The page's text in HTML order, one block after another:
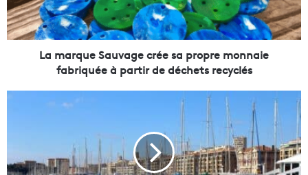
u
e
S
a
é
La marque Sauvage crée sa propre monnaie
fabriquée à partir de déchets recyclés
C
v